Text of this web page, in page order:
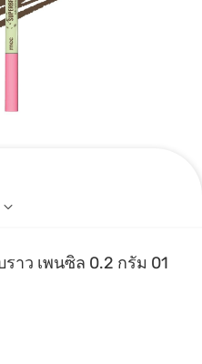
าว เพนซิล 0.2 กรัม 01